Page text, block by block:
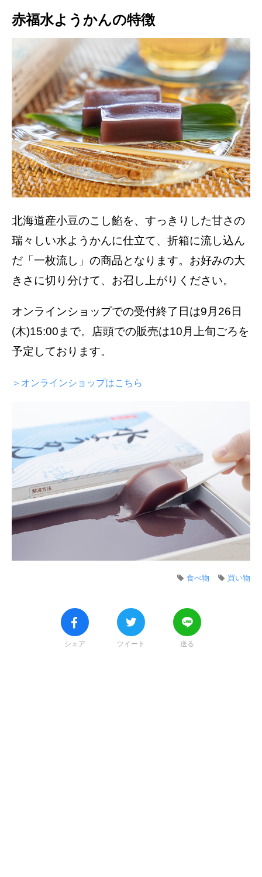
赤福水ようかんの特徴
北海道産小豆のこし餡を、すっきりした甘さの
瑞々しい水ようかんに仕立て、折箱に流し込ん
だ「一枚流し」の商品となります。お好みの大
きさに切り分けて、お召し上がりください。
オンラインショップでの受付終了日は9月26日
(木)15:00まで。店頭での販売は10月上旬ごろを
予定しております。
＞オンラインショップはこちら
買い物
食べ物
シェア ツイート 送る